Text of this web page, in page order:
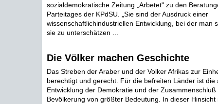
sozialdemokratische Zeitung „Arbetet" zu den
Parteitages der KPdSU. „Sie sind der Ausdruck einer
wissenschaftlichindustriellen Entwicklung, bei der man
sie zu unterschätzen ...
Die Völker machen Geschichte
Das Streben der Araber und der Volker Afrikas zur
berechtigt und gerecht. Für die befreiten Länder ist die
Entwicklung der Demokratie und der
Bevölkerung von größter Bedeutung. In dieser Hinsicht